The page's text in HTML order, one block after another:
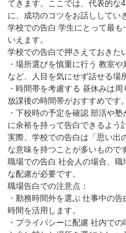
てきます。ここでは、代表的な
に、成功のコツをお話ししてい
学校での告白 学生にとって最も
いえます。
学校での告白で押さえておきた
・場所選びを慎重に行う 教室
など、人目を気にせず話せる場
・時間帯を考慮する 昼休みは周
放課後の時間帯がおすすめです。
・下校時の予定を確認 部活や
に余裕を持って告白できるよう
実際、学校での告白は「思い出
な意味を持つことが多いもので
職場での告白 社会人の場合、
な配慮が必要です。
職場告白での注意点：
・勤務時間外を選ぶ 仕事中の
時間を活用します。
・プライバシーに配慮 社内で